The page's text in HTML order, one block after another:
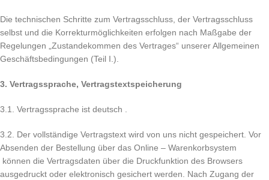
Die technischen Schritte zum Vertragsschluss, der Vertragsschluss
selbst und die Korrekturmöglichkeiten erfolgen nach Maßgabe der
Regelungen „Zustandekommen des Vertrages“ unserer Allgemeinen
Geschäftsbedingungen (Teil I.).
3. Vertragssprache, Vertragstextspeicherung
3.1. Vertragssprache ist deutsch .
3.2. Der vollständige Vertragstext wird von uns nicht gespeichert. Vor
Absenden der Bestellung über das Online – Warenkorbsystem
können die Vertragsdaten über die Druckfunktion des Browsers
ausgedruckt oder elektronisch gesichert werden. Nach Zugang der